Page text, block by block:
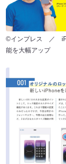
©インプレス ／
能を大幅アップ